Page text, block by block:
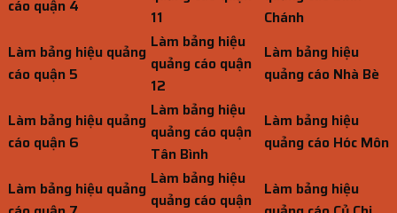
cáo quận 4
11
Chánh
Làm bảng hiệu quảng
cáo quận 5
Làm bảng hiệu
quảng cáo quận
12
Làm bảng hiệu
quảng cáo Nhà Bè
Làm bảng hiệu quảng
cáo quận 6
Làm bảng hiệu
quảng cáo quận
Tân Bình
Làm bảng hiệu
quảng cáo Hóc Môn
Làm bảng hiệu quảng Làm bảng hiệu
quảng cáo quận
Làm bảng hiệu